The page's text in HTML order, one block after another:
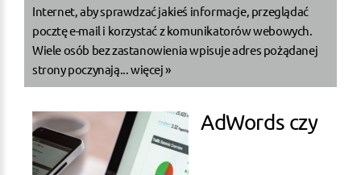
Internet, aby sprawdzać jakieś informacje, przeglądać
pocztę e-mail i korzystać z komunikatorów webowych.
Wiele osób bez zastanowienia wpisuje adres pożądanej
strony poczynają... więcej »
AdWords czy